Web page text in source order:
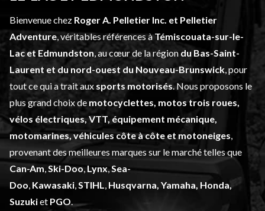
Bienvenue chez Roger A. Pelletier Inc. et Pelletier
Adventure , véritables références àTémiscouata-sur-le-
Lac et Edmundston , au cœur de la région du Bas-Saint-
Laurent et du nord-ouest du Nouveau-Brunswick , pour
tout ce qui a trait aux sports motorisés. Nous proposons le
plus grand choix de motocyclettes, motos trois roues,
vélos électriques, VTT, équipement mécanique,
motomarines, véhicules côte à côte et motoneiges
provenant des meilleures marques sur le marché telles que
Can-Am Ski-Doo,Lynx ,Sea-
Doo Kawasaki STIHL
Husqvarna, Yamaha, Honda,
Suzukiet PGO